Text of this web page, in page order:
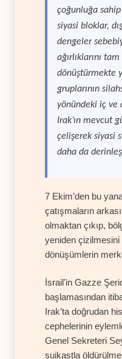
çoğunluğa sahip
siyasi bloklar,
dengeler
ağırlıklarını
dönüştürmekte
gruplarının
yönündeki iç ve
Irak’ın mevcut
çelişerek siyasi
daha da
7 Ekim’den bu
çatışmaların
olmaktan çıkıp,
yeniden çizilmesini
dönüşümlerin
İsrail'in Gazze
başlamasından
Irak’ta doğrudan
cephelerinin
Genel Sekreteri
suikastla